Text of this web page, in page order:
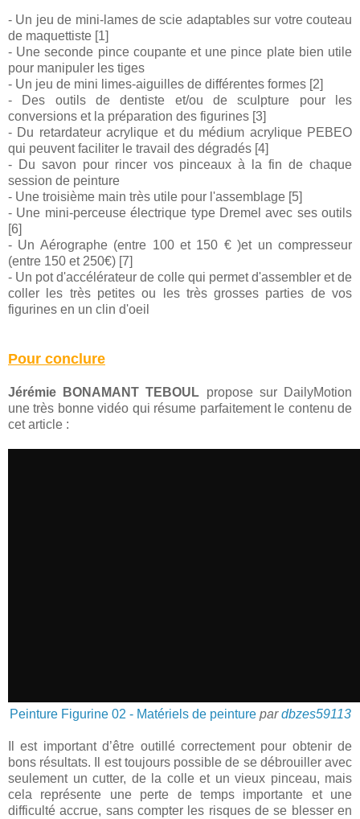
- Un jeu de mini-lames de scie adaptables sur votre couteau
de maquettiste [1]
- Une seconde pince coupante et une pince plate bien utile
pour manipuler les tiges
- Un jeu de mini limes-aiguilles de différentes formes [2]
- Des outils de dentiste et/ou de sculpture pour les
conversions et la préparation des figurines [3]
- Du retardateur acrylique et du médium acrylique PEBEO
qui peuvent faciliter le travail des dégradés [4]
- Du savon pour rincer vos pinceaux à la fin de chaque
session de peinture
- Une troisième main très utile pour l'assemblage [5]
- Une mini-perceuse électrique type Dremel avec ses outils
[6]
- Un Aérographe (entre 100 et 150 € )et un compresseur
(entre 150 et 250€) [7]
- Un pot d'accélérateur de colle qui permet d'assembler et de
coller les très petites ou les très grosses parties de vos
figurines en un clin d'oeil
Pour conclure
Jérémie BONAMANT TEBOUL propose sur DailyMotion
une très bonne vidéo qui résume parfaitement le contenu de
cet article :
Peinture Figurine 02 - Matériels de peinture pardbzes59113
Il est important d’être outillé correctement pour obtenir de
bons résultats. Il est toujours possible de se débrouiller avec
seulement un cutter, de la colle et un vieux pinceau, mais
cela représente une perte de temps importante et une
difficulté accrue, sans compter les risques de se blesser en